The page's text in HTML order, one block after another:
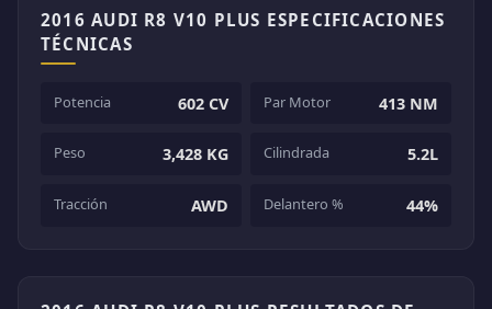
2016 AUDI R8 V10 PLUS ESPECIFICACIONES
TÉCNICAS
Potencia 602 CV Par Motor 413 NM
Peso 3,428 KG Cilindrada 5.2L
Tracción AWD Delantero % 44%